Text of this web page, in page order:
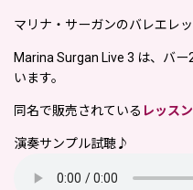
マリナ・サーガンのバレエレ
Marina Surgan Live 3 は、バ
います。
同名で販売されている レッス
演奏サンプル試聴♪